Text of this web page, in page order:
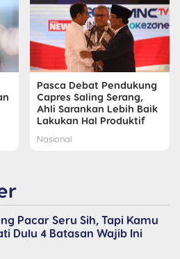
Pasca Debat Pendukung
Capres Saling Serang,
Ahli Sarankan Lebih Baik
Lakukan Hal Produktif
Nasional
Pacar Seru Sih, Tapi Kamu
Dulu 4 Batasan Wajib Ini